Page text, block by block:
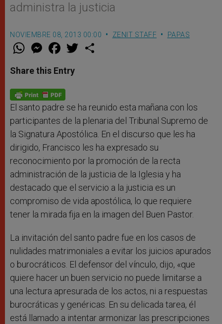
administra la justicia
NOVIEMBRE 08, 2013 00:00 ZENIT STAFF PAPAS
W
t
s
p
p
M
e
s
e
g
e
r
F
a
e
b
o
k
w
Share this Entry
El santo padre se ha reunido esta mañana con los
participantes de la plenaria del Tribunal Supremo de
la Signatura Apostólica. En el discurso que les ha
dirigido, Francisco les ha expresado su
reconocimiento por la promoción de la recta
administración de la justicia de la Iglesia y ha
destacado que el servicio a la justicia es un
compromiso de vida apostólica, lo que requiere
tener la mirada fija en la imagen del Buen Pastor.
La invitación del santo padre fue en los casos de
nulidades matrimoniales a evitar los juicios apurados
o burocráticos. El defensor del vínculo, dijo, «que
quiere hacer un buen servicio no puede limitarse a
una lectura apresurada de los actos, ni a respuestas
burocráticas y genéricas. En su delicada tarea, él
está llamado a intentar armonizar las prescripciones